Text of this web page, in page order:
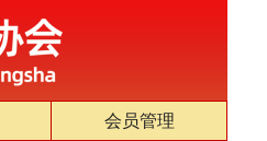
会员管理